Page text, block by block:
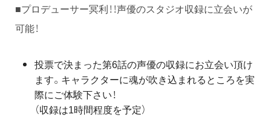
■プロデューサー冥利！！声優のスタジオ収録に立会いが
可能！
投票で決まった第6話の声優の収録にお立会い頂け
ます。キャラクターに魂が吹き込まれるところを実
際にご体験下さい！
（収録は1時間程度を予定）